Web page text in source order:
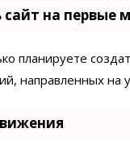
на первые
планируете
направленных